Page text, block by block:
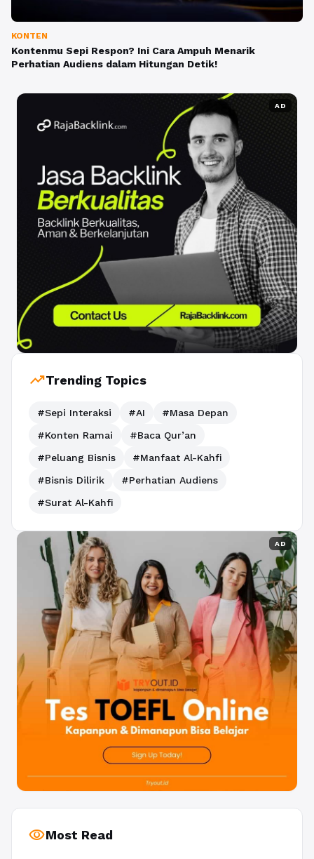
KONTEN
Kontenmu Sepi Respon? Ini Cara Ampuh Menarik
Perhatian Audiens dalam Hitungan Detik!
AD
trending_upTrending Topics
#Sepi Interaksi #AI
#Masa Depan
#Konten Ramai
#Baca Qur’an
#Peluang Bisnis
#Manfaat Al-Kahfi
#Bisnis Dilirik
#Perhatian Audiens
#Surat Al-Kahfi
AD
visibilityMost Read